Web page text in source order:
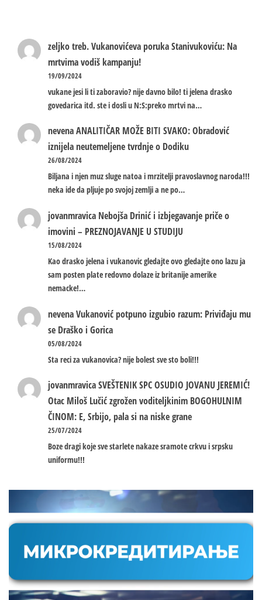
zeljko treb.Vukanovićeva poruka Stanivukoviću: Na
mrtvima vodiš kampanju!
19/09/2024
vukane jesi li ti zaboravio? nije davno bilo! ti jelena drasko
govedarica itd. ste i dosli u N:S:preko mrtvi na…
nevenaANALITIČAR MOŽE BITI SVAKO: Obradović
iznijela neutemeljene tvrdnje o Dodiku
26/08/2024
Biljana i njen muz sluge natoa i mrzitelji pravoslavnog naroda!!!
neka ide da pljuje po svojoj zemlji a ne po…
jovanmravica Nebojša Drinić i izbjegavanje priče o
imovini – PREZNOJAVANJE U STUDIJU
15/08/2024
Kao drasko jelena i vukanovic gledajte ovo gledajte ono lazu ja
sam posten plate redovno dolaze iz britanije amerike
nemacke!…
nevenaVukanović potpuno izgubio razum: Priviđaju mu
se Draško i Gorica
05/08/2024
Sta reci za vukanovica? nije bolest sve sto boli!!!
jovanmravicaSVEŠTENIK SPC OSUDIO JOVANU JEREMIĆ!
Otac Miloš Lučić zgrožen voditeljkinim BOGOHULNIM
ČINOM: E, Srbijo, pala si na niske grane
25/07/2024
Boze dragi koje sve starlete nakaze sramote crkvu i srpsku
uniformu!!!